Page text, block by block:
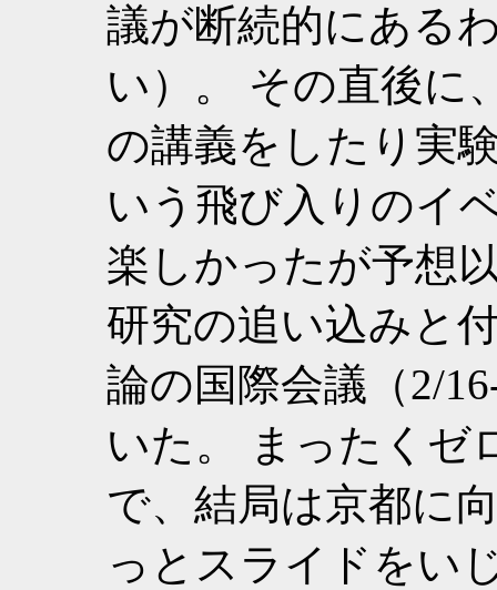
議が断続的にある
い）。 その直後に
の講義をしたり実
いう飛び入りのイ
楽しかったが予想
研究の追い込みと
論の国際会議（2/
いた。 まったくゼ
で、結局は京都に
っとスライドをい